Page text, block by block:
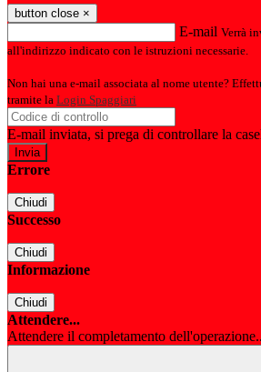
button close ×
E-mail Verrà
all'indirizzo indicato con le istruzioni necessarie.
Non hai una e-mail associata al nome utente?
tramite la Login Spaggiari
E-mail inviata, si prega di controllare la
Errore
Chiudi
Successo
Chiudi
Informazione
Chiudi
Attendere...
Attendere il completamento